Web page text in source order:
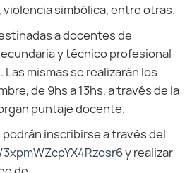
simbólica, entre otras.
a docentes de
y técnico profesional
Las mismas se realizarán los
de 9hs a 13hs, a través de la
puntaje docente.
inscribirse a través del
y realizar